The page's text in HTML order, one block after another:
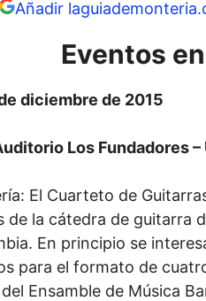
Añadir
Eventos
diciembre de 2015
Los Fundadores
El Cuarteto de
de la cátedra de guitarra
En principio se
para el formato de
Ensamble de Música